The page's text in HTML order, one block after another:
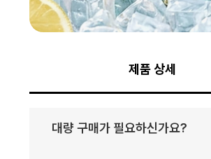
제품 상세
대량 구매가 필요하신가요?